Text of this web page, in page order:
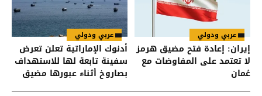
عربي ودولي
إيران: إعادة فتح مضيق هرمز
لا تعتمد على المفاوضات مع
عُمان
عربي ودولي
أدنوك الإماراتية تعلن تعرض
سفينة تابعة لها للاستهداف
بصاروخ أثناء عبورها مضيق